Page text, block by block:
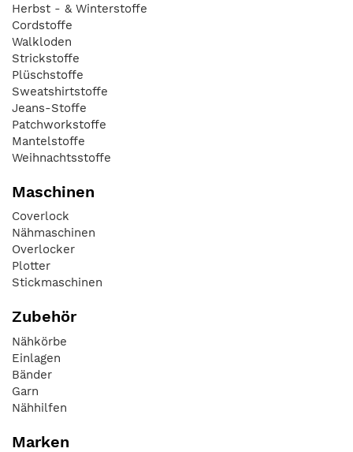
Herbst - & Winterstoffe
Cordstoffe
Walkloden
Strickstoffe
Plüschstoffe
Sweatshirtstoffe
Jeans-Stoffe
Patchworkstoffe
Mantelstoffe
Weihnachtsstoffe
Maschinen
Coverlock
Nähmaschinen
Overlocker
Plotter
Stickmaschinen
Zubehör
Nähkörbe
Einlagen
Bänder
Garn
Nähhilfen
Marken